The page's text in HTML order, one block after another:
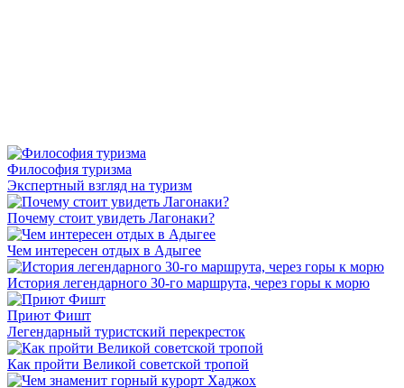
Философия туризма
Экспертный взгляд на туризм
Почему стоит увидеть Лагонаки?
Чем интересен отдых в Адыгее
История легендарного 30-го маршрута, через горы к морю
Приют Фишт
Легендарный туристский перекресток
Как пройти Великой советской тропой